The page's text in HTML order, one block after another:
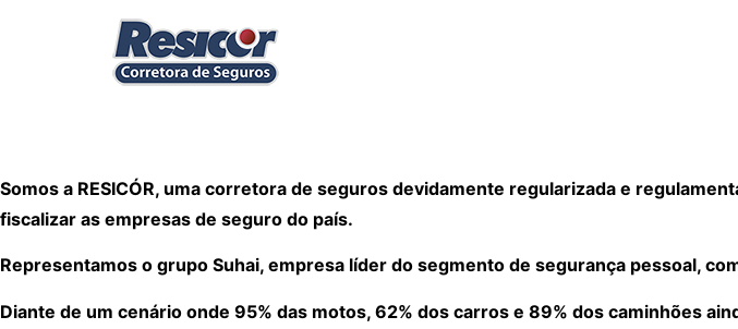
Somos a RESICÓR, uma corretora de seguros devidamente regularizada e
fiscalizar as empresas de seguro do país.
Representamos o grupo Suhai, empresa líder do segmento de segurança pessoal,
Diante de um cenário onde 95% das motos, 62% dos carros e 89% dos caminhões